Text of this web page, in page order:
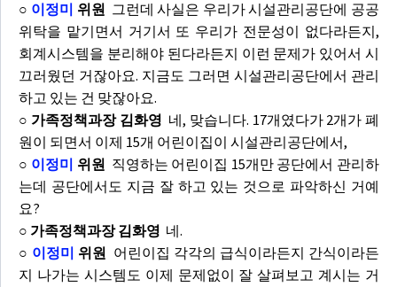
○ 이정미 위원 그런데 사실은 우리가 시설관리공단에 공공
위탁을 맡기면서 거기서 또 우리가 전문성이 없다라든지,
회계시스템을 분리해야 된다라든지 이런 문제가 있어서 시
끄러웠던 거잖아요. 지금도 그러면 시설관리공단에서 관리
하고 있는 건 맞잖아요.
○ 가족정책과장 김화영 네, 맞습니다. 17개였다가 2개가 폐
원이 되면서 이제 15개 어린이집이 시설관리공단에서,
○ 이정미 위원 직영하는 어린이집 15개만 공단에서 관리하
는데 공단에서도 지금 잘 하고 있는 것으로 파악하신 거예
요?
○ 가족정책과장 김화영 네.
○ 이정미 위원 어린이집 각각의 급식이라든지 간식이라든
지 나가는 시스템도 이제 문제없이 잘 살펴보고 계시는 거